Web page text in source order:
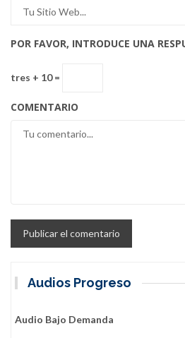
POR FAVOR, INTRODUCE UNA
tres + 10 =
COMENTARIO
Audios Progreso
Audio Bajo Demanda